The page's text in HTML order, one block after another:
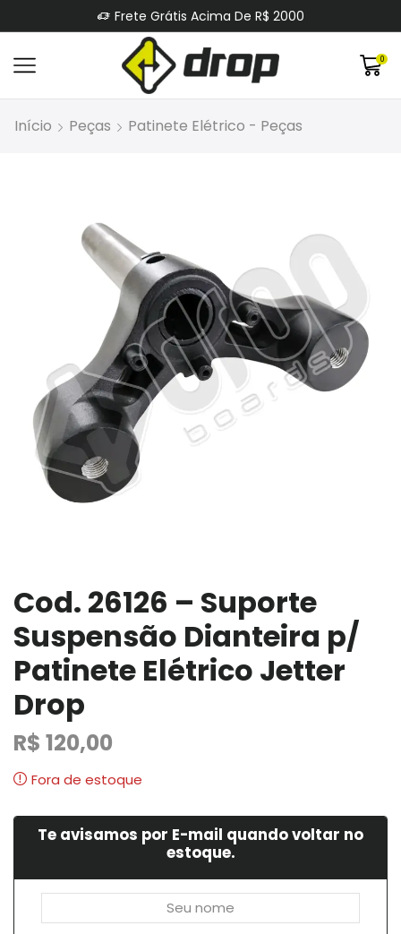
Frete Grátis Acima De R$ 2000
0
Início Peças Patinete Elétrico - Peças
Cod. 26126 – Suporte
Suspensão Dianteira p/
Patinete Elétrico Jetter
Drop
R$ 120,00
Fora de estoque
Te avisamos por E-mail quando voltar no
estoque.